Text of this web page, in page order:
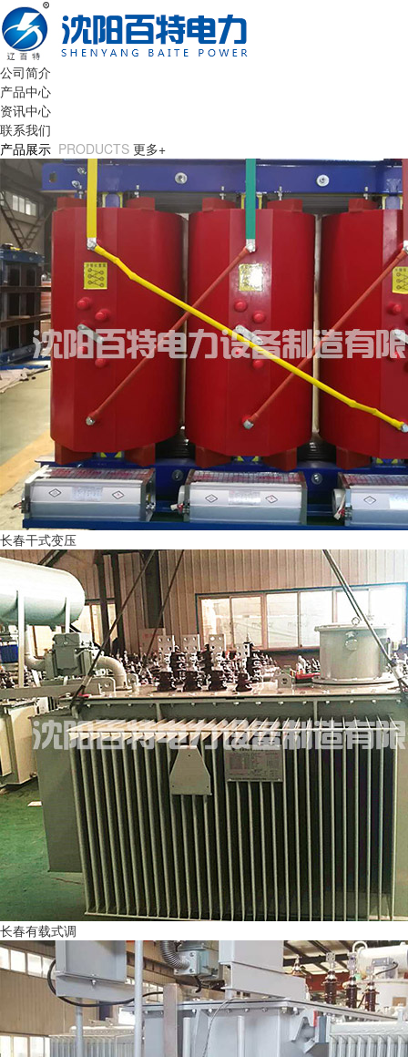
公司简介
产品中心
资讯中心
联系我们
产品展示 PRODUCTS 更多+
长春干式变压
长春有载式调